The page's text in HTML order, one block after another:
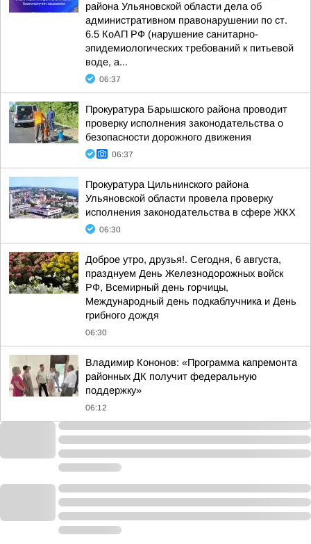
района Ульяновской области дела об
административном правонарушении по ст.
6.5 КоАП РФ (нарушение санитарно-
эпидемиологических требований к питьевой
воде, а...
06:37
Прокуратура Барышского района проводит
проверку исполнения законодательства о
безопасности дорожного движения
06:37
Прокуратура Цильнинского района
Ульяновской области провела проверку
исполнения законодательства в сфере ЖКХ
06:30
Доброе утро, друзья!. Сегодня, 6 августа,
празднуем День Железнодорожных войск
РФ, Всемирный день горчицы,
Международный день подкаблучника и День
грибного дождя
06:30
Владимир Кононов: «Программа капремонта
районных ДК получит федеральную
поддержку»
06:12